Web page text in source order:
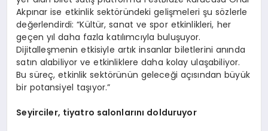
Akpınar ise etkinlik sektöründeki gelişmeleri şu sözlerle
değerlendirdi: “Kültür, sanat ve spor etkinlikleri, her
geçen yıl daha fazla katılımcıyla buluşuyor.
Dijitalleşmenin etkisiyle artık insanlar biletlerini anında
satın alabiliyor ve etkinliklere daha kolay ulaşabiliyor.
Bu süreç, etkinlik sektörünün geleceği açısından büyük
bir potansiyel taşıyor.”
Seyirciler, tiyatro salonlarını dolduruyor